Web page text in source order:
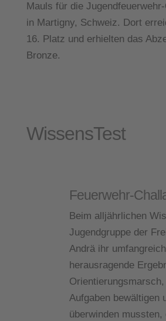
Mauls für die
in Martigny, Schweiz. Dort
16. Platz und erhielten das
Bronze.
WissensTest
Feuerwehr-
Beim alljährlichen
Jugendgruppe der
Andrä ihr
herausragende
Aufgaben bewältigen
überwinden